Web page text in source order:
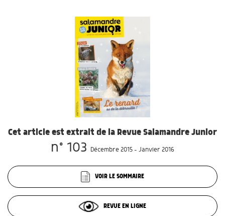
Cet article est extrait de la Revue Salamandre Junior
n° 103 Décembre 2015 - Janvier 2016
VOIR LE SOMMAIRE
REVUE EN LIGNE